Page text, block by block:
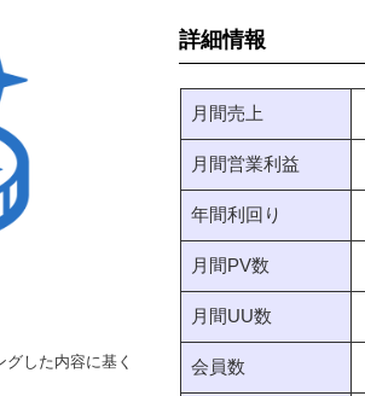
した内容に基く
詳細情報
月間売上
月間営業利益
年間利回り
月間PV数
月間UU数
会員数